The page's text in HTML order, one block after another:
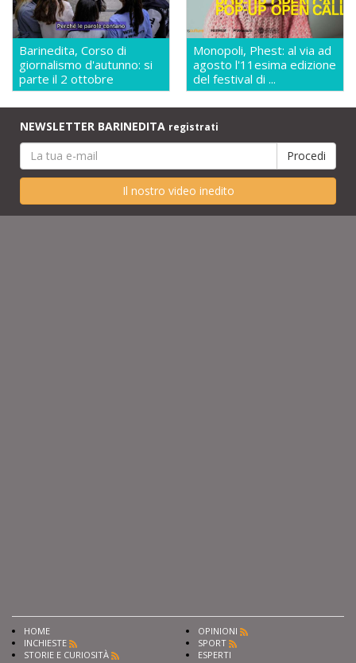
Barinedita, Corso di
giornalismo d'autunno: si
parte il 2 ottobre
Monopoli, Phest: al via ad
agosto l'11esima edizione
del festival di ...
NEWSLETTER BARINEDITA registrati
Il nostro video inedito
HOME
INCHIESTE
STORIE E CURIOSITÀ
OPINIONI
SPORT
ESPERTI